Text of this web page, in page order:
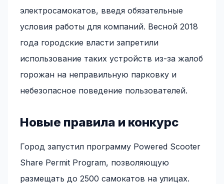
электросамокатов, введя обязательные
условия работы для компаний. Весной 2018
года городские власти запретили
использование таких устройств из-за жалоб
горожан на неправильную парковку и
небезопасное поведение пользователей.
Новые правила и конкурс
Город запустил программу Powered Scooter
Share Permit Program, позволяющую
размещать до 2500 самокатов на улицах.